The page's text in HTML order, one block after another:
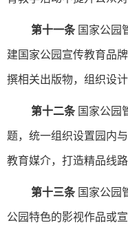
第十一条国家公园
建国家公园宣传教育品
撰相关出版物，组织设计
第十二条国家公园
题，统一组织设置园内
教育媒介，打造精品线路
第十三条国家公园
公园特色的影视作品或